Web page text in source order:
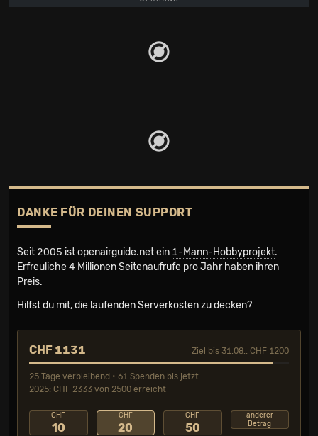
DANKE FÜR DEINEN SUPPORT
Seit 2005 ist openairguide.net ein 1-Mann-Hobbyprojekt.
Erfreuliche 4 Millionen Seiten­aufrufe pro Jahr haben ihren
Preis.
Hilfst du mit, die laufenden Serverkosten zu decken?
CHF 1131 Ziel bis 31.08.: CHF 1200
25 Tage verbleibend • 61 Spenden bis jetzt
2025: CHF 2333 von 2500 erreicht
CHF
10
CHF
20
CHF
50
anderer
Betrag